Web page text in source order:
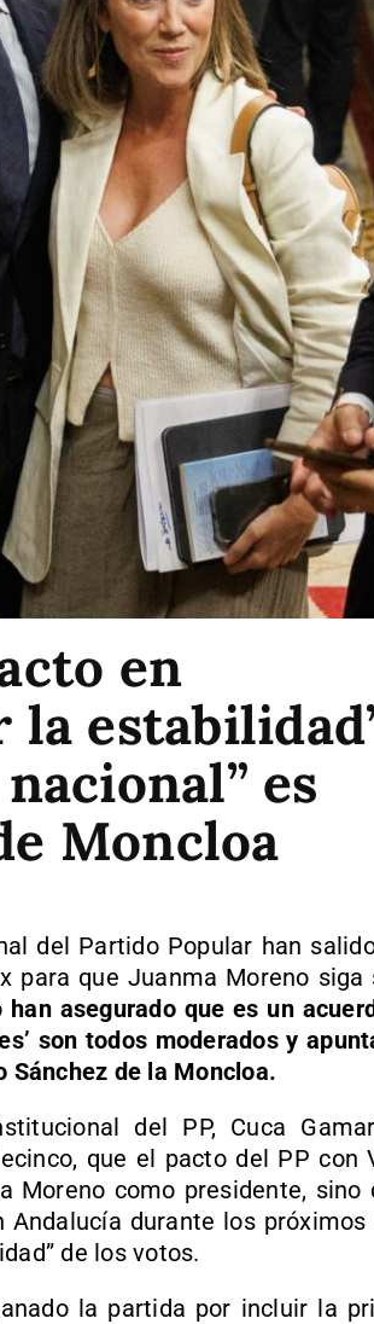
en
la
es
Moncloa
del Partido Popular han
para que Juanma Moreno siga
han asegurado que es un
son todos moderados y
Sánchez de la Moncloa.
del PP, Cuca
que el pacto del PP con
Moreno como presidente, sino
durante los próximos
de los votos.
la partida por incluir la